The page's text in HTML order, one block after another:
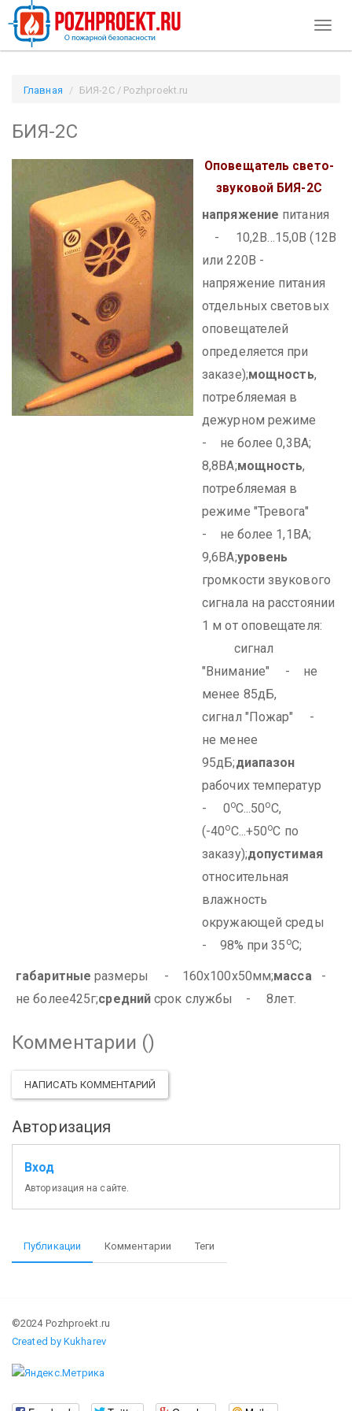
Главная БИЯ-2С / Pozhproekt.ru
БИЯ-2С
Оповещатель свето-
звуковой БИЯ-2С
напряжение питания
- 10,2В...15,0В (12В
или 220В -
напряжение питания
отдельных световых
оповещателей
определяется при
заказе);мощность,
потребляемая в
дежурном режиме
- не более 0,3ВА;
8,8ВА;мощность,
потребляемая в
режиме "Тревога"
- не более 1,1ВА;
9,6ВА;уровень
громкости звукового
сигнала на расстоянии
1 м от оповещателя:
сигнал
"Внимание" - не
менее 85дБ,
сигнал "Пожар" -
не менее
95дБ;диапазон
рабочих температур
- 0оС...50оС,
(-40оС...+50оС по
заказу);допустимая
относительная
влажность
окружающей среды
- 98% при 35 оС;
габаритные размеры - 160х100х50мм;масса -
не более425г;средний срок службы - 8лет.
Комментарии ()
НАПИСАТЬ КОММЕНТАРИЙ
Авторизация
Вход
Авторизация на сайте.
Публикации Комментарии Теги
©2024 Pozhproekt.ru
Created by Kukharev